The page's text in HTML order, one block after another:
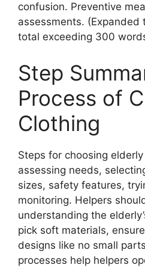
confusion. Preventive
assessments.
total exceeding 300
Step
Process of
Clothing
Steps for choosing
assessing needs,
sizes, safety features,
monitoring. Helpers
understanding the
pick soft materials,
designs like no small
processes help helpers